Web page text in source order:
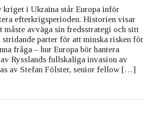
kriget i Ukraina står Europa inför
efterkrigsperioden. Historien visar
måste avväga sin fredsstrategi och sitt
parter för att minska risken för
fråga – hur Europa bör hantera
Rysslands fullskaliga invasion av
av Stefan Fölster, senior fellow […]